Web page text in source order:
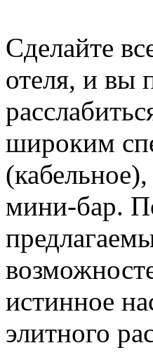
Сделайте
отеля, и вы
широким
мини-бар.
истинное
элитного